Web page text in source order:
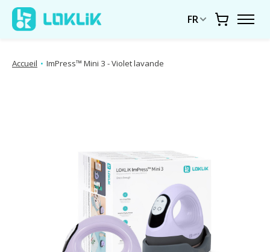
FR Chariot
Accueil • ImPress™ Mini 3 - Violet lavande